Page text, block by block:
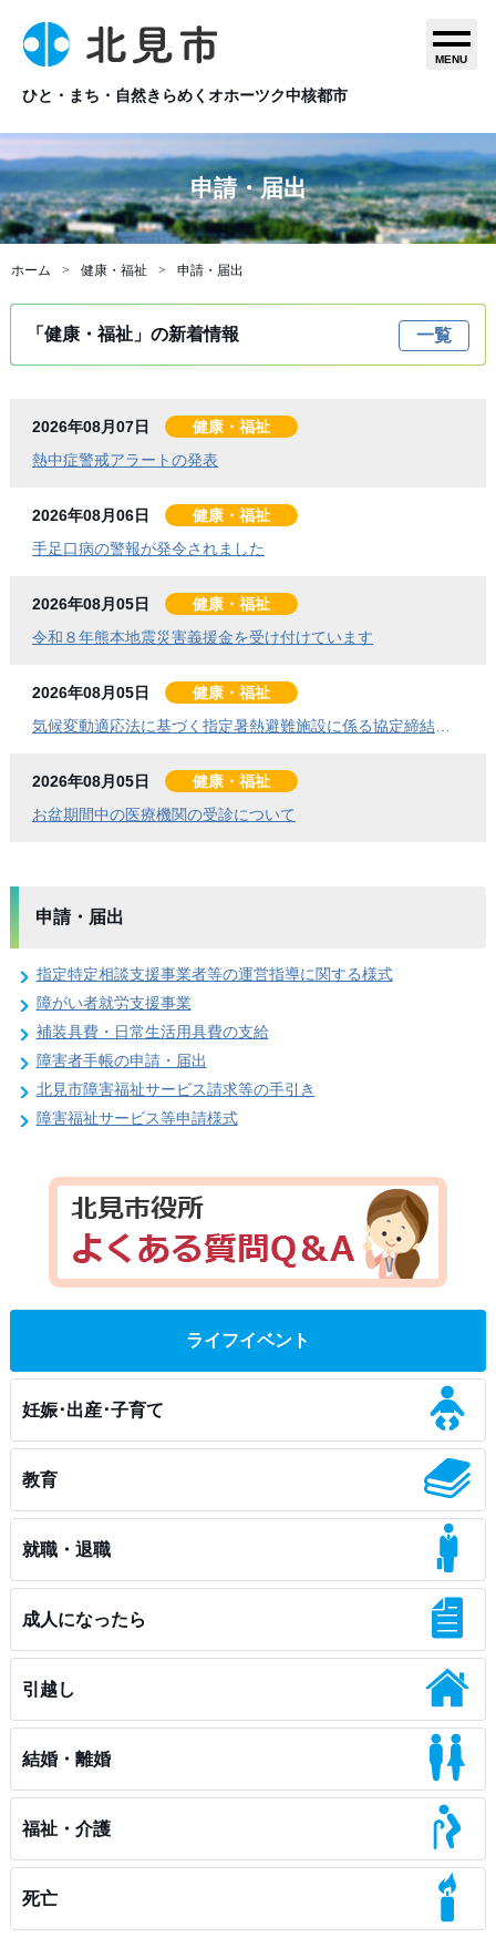
ひと・まち・自然きらめくオホーツク中核都市
MENU
申請・届出
ホーム 健康・福祉 申請・届出
「健康・福祉」の新着情報 一覧
2026年08月07日
健康・福祉
熱中症警戒アラートの発表
2026年08月06日
健康・福祉
手足口病の警報が発令されました
2026年08月05日
健康・福祉
令和８年熊本地震災害義援金を受け付けています
2026年08月05日
健康・福祉
気候変動適応法に基づく指定暑熱避難施設に係る協定締結式を開催しました
2026年08月05日
健康・福祉
お盆期間中の医療機関の受診について
申請・届出
指定特定相談支援事業者等の運営指導に関する様式
障がい者就労支援事業
補装具費・日常生活用具費の支給
障害者手帳の申請・届出
北見市障害福祉サービス請求等の手引き
障害福祉サービス等申請様式
ライフイベント
妊娠･出産･子育て
教育
就職・退職
成人になったら
引越し
結婚・離婚
福祉・介護
死亡